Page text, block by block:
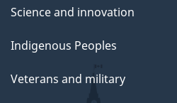
Science and innovation
Indigenous Peoples
Veterans and military